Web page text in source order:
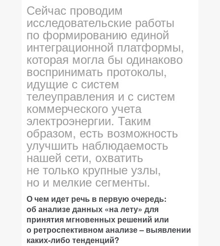
Сейчас проводим
исследовательские работы
по формированию единой
интеграционной платформы,
которая могла бы одинаково
воспринимать протоколы,
идущие с систем
телеуправления и с систем
коммерческого учета
электроэнергии. Таким
образом, есть возможность
улучшить наблюдаемость
нашей сети, охватить
не только крупные узлы,
но и мелкие сегменты.
О чем идет речь в первую очередь:
об анализе данных «на лету» для
принятия мгновенных решений или
о ретроспективном анализе – выявлении
каких-либо тенденций?